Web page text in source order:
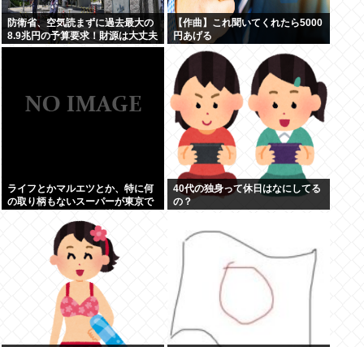
防衛省、空気読まずに過去最大の
8.9兆円の予算要求！財源は大丈夫
か？！
【作曲】これ聞いてくれたら5000
円あげる
ライフとかマルエツとか、特に何
の取り柄もないスーパーが東京で
普通OK行くだろ
40代の独身って休日はなにしてる
の？